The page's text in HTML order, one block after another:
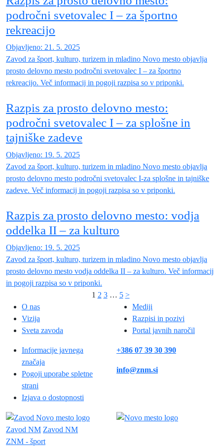
področni svetovalec I – za športno
rekreacijo
Objavljeno: 21. 5. 2025
Zavod za šport, kulturo, turizem in mladino Novo mesto objavlja
prosto delovno mesto področni svetovalec I – za športno
rekreacijo. Več informacij in pogoji razpisa so v priponki.
Razpis za prosto delovno mesto:
področni svetovalec I – za splošne in
tajniške zadeve
Objavljeno: 19. 5. 2025
Zavod za šport, kulturo, turizem in mladino Novo mesto objavlja
prosto delovno mesto področni svetovalec I-za splošne in tajniške
zadeve. Več informacij in pogoji razpisa so v priponki.
Razpis za prosto delovno mesto: vodja
oddelka II – za kulturo
Objavljeno: 19. 5. 2025
Zavod za šport, kulturo, turizem in mladino Novo mesto objavlja
prosto delovno mesto vodja oddelka II – za kulturo. Več informacij
in pogoji razpisa so v priponki.
1 2 3 … 5 >
O nas
Vizija
Sveta zavoda
Mediji
Razpisi in pozivi
Portal javnih naročil
Informacije javnega
značaja
Pogoji uporabe spletne
strani
Izjava o dostopnosti
+386 07 39 30 390
info@znm.si
Zavod NM Zavod NM
ZNM - šport